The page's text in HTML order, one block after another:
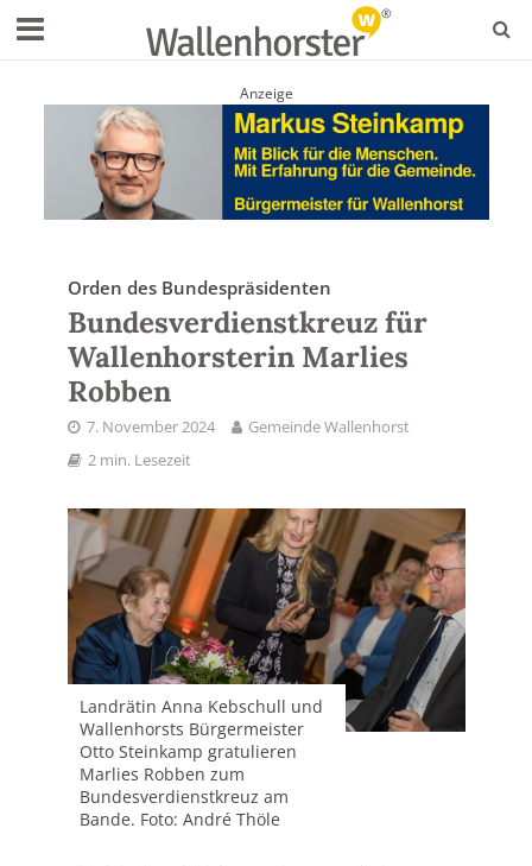
Anzeige
Orden des Bundespräsidenten
Bundesverdienstkreuz für
Wallenhorsterin Marlies
Robben
7. November 2024
Gemeinde Wallenhorst
2 min. Lesezeit
Landrätin Anna Kebschull und
Wallenhorsts Bürgermeister
Otto Steinkamp gratulieren
Marlies Robben zum
Bundesverdienstkreuz am
Bande. Foto: André Thöle